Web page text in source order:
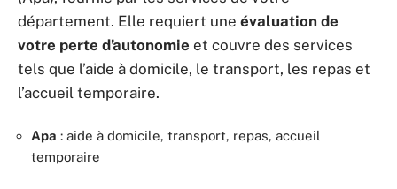
département. Elle requiert une évaluation de
votre perte d’autonomie et couvre des services
tels que l’aide à domicile, le transport, les repas et
l’accueil temporaire.
Apa : aide à domicile, transport, repas, accueil
temporaire